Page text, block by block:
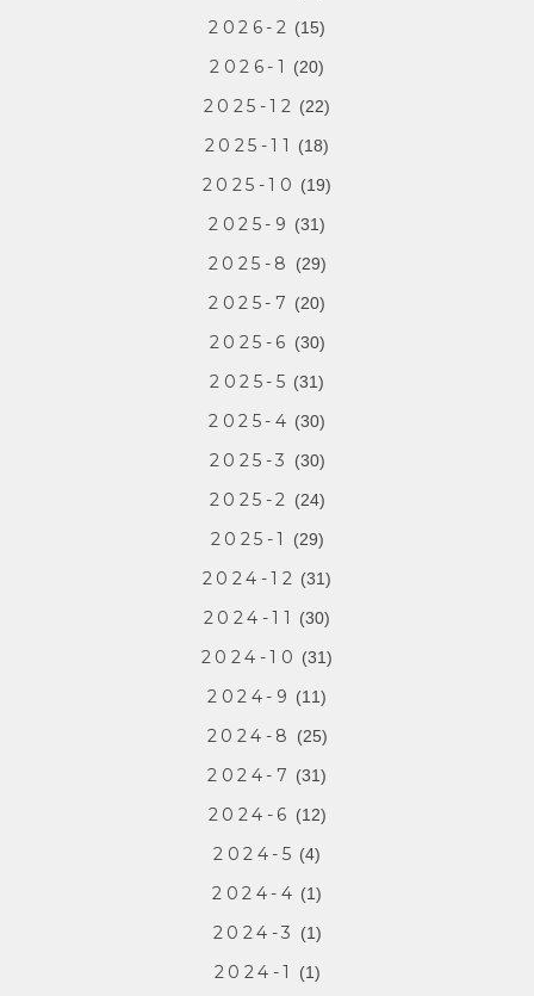
2026-2 (15)
2026-1 (20)
2025-12 (22)
2025-11 (18)
2025-10 (19)
2025-9 (31)
2025-8 (29)
2025-7 (20)
2025-6 (30)
2025-5 (31)
2025-4 (30)
2025-3 (30)
2025-2 (24)
2025-1 (29)
2024-12 (31)
2024-11 (30)
2024-10 (31)
2024-9 (11)
2024-8 (25)
2024-7 (31)
2024-6 (12)
2024-5 (4)
2024-4 (1)
2024-3 (1)
2024-1 (1)